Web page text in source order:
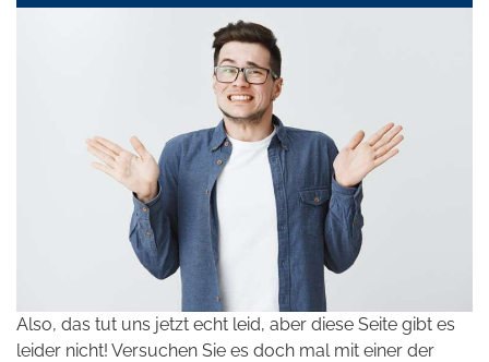
Also, das tut uns jetzt echt leid, aber diese Seite gibt es
leider nicht! Versuchen Sie es doch mal mit einer der